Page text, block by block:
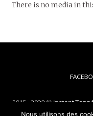
There is no media in
2015 - 2020 © Instant Tanné
by WordPress-
Nous utilisons des